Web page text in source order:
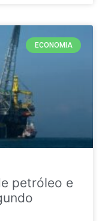
ECONOMIA
petróleo e